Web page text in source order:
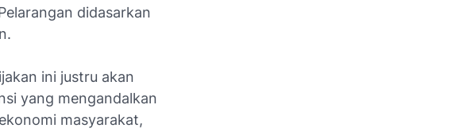
didasarkan
ini justru akan
yang mengandalkan
masyarakat,